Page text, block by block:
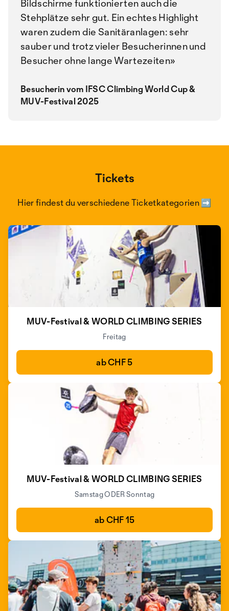
Bildschirme funktionierten auch die
Stehplätze sehr gut. Ein echtes Highlight
waren zudem die Sanitäranlagen: sehr
sauber und trotz vieler Besucherinnen und
Besucher ohne lange Wartezeiten
Besucherin vom IFSC Climbing World Cup &
MUV-Festival 2025
Tickets
Hier findest du verschiedene Ticketkategorien ➡️
MUV-Festival & WORLD CLIMBING SERIES
Freitag
ab CHF 5
MUV-Festival & WORLD CLIMBING SERIES
Samstag ODER Sonntag
ab CHF 15